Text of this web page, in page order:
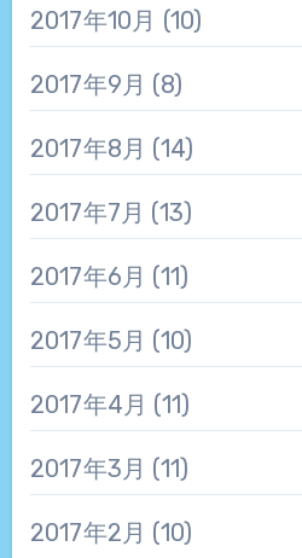
2017年10月 (10)
2017年9月 (8)
2017年8月 (14)
2017年7月 (13)
2017年6月 (11)
2017年5月 (10)
2017年4月 (11)
2017年3月 (11)
2017年2月 (10)